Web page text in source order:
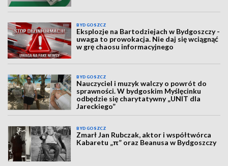
BYDGOSZCZ
Eksplozje na Bartodziejach w Bydgoszczy -
uwaga to prowokacja. Nie daj się wciągnąć
w grę chaosu informacyjnego
BYDGOSZCZ
Nauczyciel i muzyk walczy o powrót do
sprawności. W bydgoskim Myślęcinku
odbędzie się charytatywny „UNIT dla
Jareckiego”
BYDGOSZCZ
Zmarł Jan Rubczak, aktor i współtwórca
Kabaretu „π” oraz Beanusa w Bydgoszczy